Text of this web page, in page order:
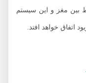
مغز و این سیستم
خواهد افتد.